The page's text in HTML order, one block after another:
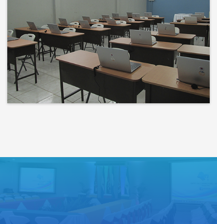
Bienvenidos a un espacio donde
las ideas cobran voz y el
conocimiento se comparte
todos tus mañanas